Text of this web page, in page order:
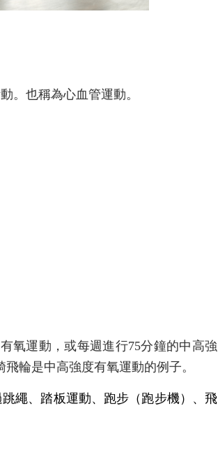
。也稱為心血管運動。
氧運動，或每週進行75分鐘的中高強
輪是中高強度有氧運動的例子。
繩、踏板運動、跑步（跑步機）、飛